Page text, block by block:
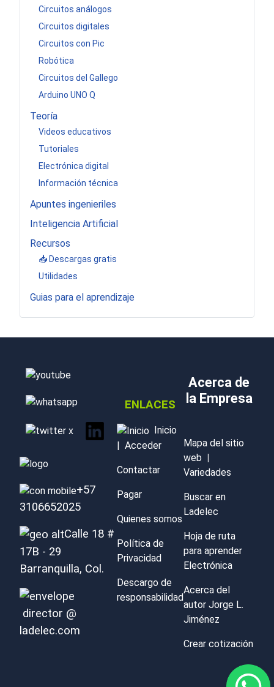
Circuitos análogos
Circuitos digitales
Circuitos con Pic
Robótica
Circuitos del Gallego
Arduino UNO Q
Teoría
Videos educativos
Tutoriales
Electrónica digital
Información técnica
Apuntes ingenieriles
Inteligencia Artificial
Recursos
📥 Descargas gratis
Utilidades
Guias para el aprendizaje
+57
3106652025
Calle 18 #
17B - 29
Barranquilla, Col.
director @
ladelec.com
ENLACES
Inicio
|Acceder
Contactar
Pagar
Quienes somos
Política de
Privacidad
Descargo de
responsabilidad
Acerca de
la Empresa
Mapa del sitio
web |
Variedades
Buscar en
Ladelec
Hoja de ruta
para aprender
Electrónica
Acerca del
autor Jorge L.
Jiménez
Crear cotización